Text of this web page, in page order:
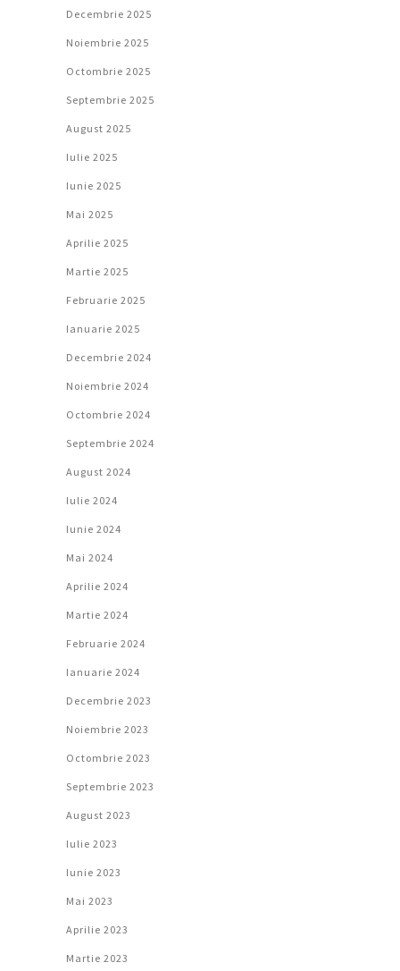
Decembrie 2025
Noiembrie 2025
Octombrie 2025
Septembrie 2025
August 2025
Iulie 2025
Iunie 2025
Mai 2025
Aprilie 2025
Martie 2025
Februarie 2025
Ianuarie 2025
Decembrie 2024
Noiembrie 2024
Octombrie 2024
Septembrie 2024
August 2024
Iulie 2024
Iunie 2024
Mai 2024
Aprilie 2024
Martie 2024
Februarie 2024
Ianuarie 2024
Decembrie 2023
Noiembrie 2023
Octombrie 2023
Septembrie 2023
August 2023
Iulie 2023
Iunie 2023
Mai 2023
Aprilie 2023
Martie 2023